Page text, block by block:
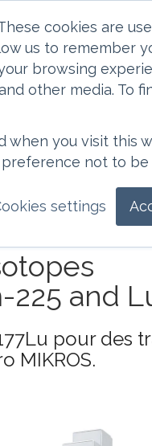
cookies are
us to remember
browsing
other media. To
when you visit this
not to be
settings
de courtoisie..
Par
comme la version
and
pour des
MIKROS.